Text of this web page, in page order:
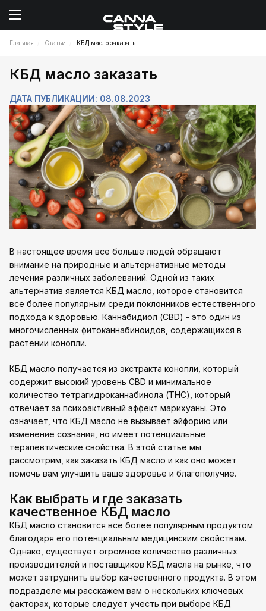
Главная Статьи КБД масло заказать
КБД масло заказать
ДАТА ПУБЛИКАЦИИ: 08.08.2023
В настоящее время все больше людей обращают
внимание на природные и альтернативные методы
лечения различных заболеваний. Одной из таких
альтернатив является КБД масло, которое становится
все более популярным среди поклонников естественного
подхода к здоровью. Каннабидиол (CBD) - это один из
многочисленных фитоканнабиноидов, содержащихся в
растении конопли.
КБД масло получается из экстракта конопли, который
содержит высокий уровень CBD и минимальное
количество тетрагидроканнабинола (THC), который
отвечает за психоактивный эффект марихуаны. Это
означает, что КБД масло не вызывает эйфорию или
изменение сознания, но имеет потенциальные
терапевтические свойства. В этой статье мы
рассмотрим, как заказать КБД масло и как оно может
помочь вам улучшить ваше здоровье и благополучие.
Как выбрать и где заказать
качественное КБД масло
КБД масло становится все более популярным продуктом
благодаря его потенциальным медицинским свойствам.
Однако, существует огромное количество различных
производителей и поставщиков КБД масла на рынке, что
может затруднить выбор качественного продукта. В этом
подразделе мы расскажем вам о нескольких ключевых
факторах, которые следует учесть при выборе КБД